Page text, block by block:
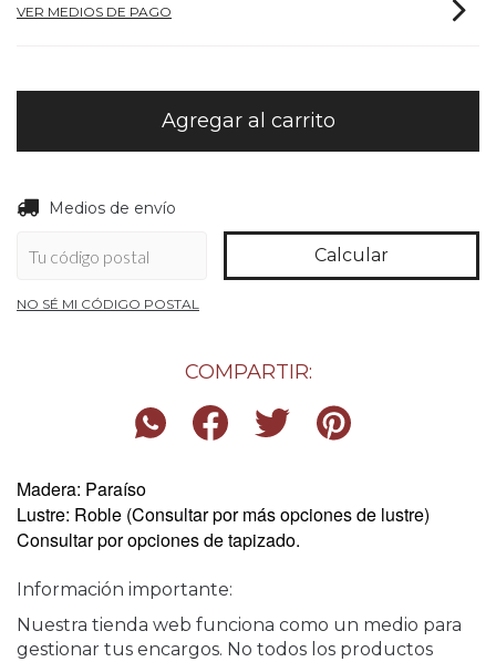
VER MEDIOS DE PAGO
Entregas para el CP:
Medios de envío
Calcular
NO SÉ MI CÓDIGO POSTAL
COMPARTIR:
Madera: Paraíso
Lustre: Roble (Consultar por más opciones de lustre)
Consultar por opciones de tapizado.
Información importante:
Nuestra tienda web funciona como un medio para
gestionar tus encargos. No todos los productos